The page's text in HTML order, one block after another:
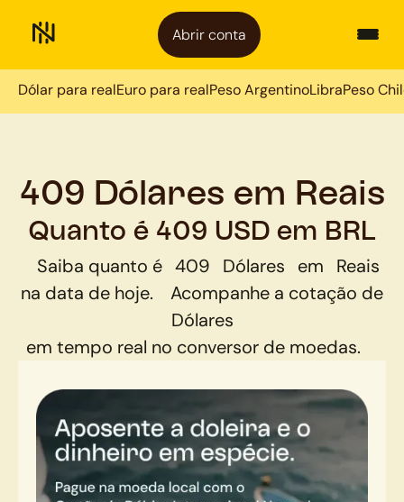
Abrir conta
Dólar para realEuro para realPeso ArgentinoLibraPeso
409 Dólares em Reais
Quanto é 409 USD em BRL
Saiba quanto é 409 Dólares em
Reais
na data de hoje.
Acompanhe a cotação de
Dólares
em tempo real no conversor de moedas.